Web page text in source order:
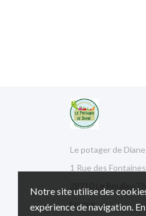
Notre site utilise des
expérience de navigation.
Le potager de Diane
1 Rue des Fontaines
France